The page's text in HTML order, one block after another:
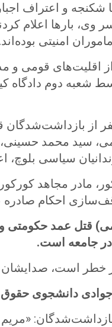
و اعتراف
بارها اعلام
رسایی، ۳۴ ساله، از
شعبه دوم دادگاه
از بازداشت‌شدگان
سید محمد
سیاسی بلوچ،
مادر مجاهد
احکام صادره
قتل عمد
در جامعه است.
خطر است، صدایشان
دانشجوی حقوق